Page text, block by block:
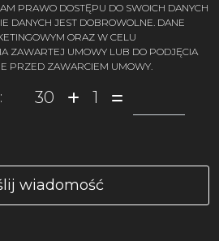
PRAWO DOSTĘPU DO SWOICH DANYCH
DANYCH JEST DOBROWOLNE. DANE
ORAZ W CELU
ZAWARTEJ UMOWY LUB DO PODJĘCIA
PRZED ZAWARCIEM UMOWY.
30 1